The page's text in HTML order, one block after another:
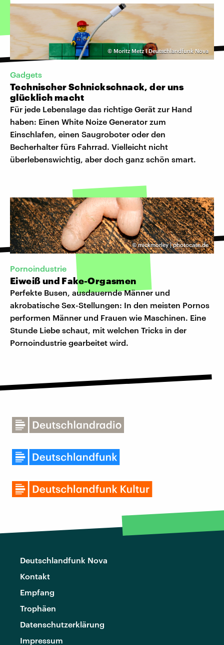
© Moritz Metz I Deutschlandfunk Nova
Gadgets
Technischer Schnickschnack, der uns
glücklich macht
Für jede Lebenslage das richtige Gerät zur Hand
haben: Einen White Noize Generator zum
Einschlafen, einen Saugroboter oder den
Becherhalter fürs Fahrrad. Vielleicht nicht
überlebenswichtig, aber doch ganz schön smart.
©mickmorley | photocase.de
Pornoindustrie
Eiweiß und Fake-Orgasmen
Perfekte Busen, ausdauernde Männer und
akrobatische Sex-Stellungen: In den meisten Pornos
performen Männer und Frauen wie Maschinen. Eine
Stunde Liebe schaut, mit welchen Tricks in der
Pornoindustrie gearbeitet wird.
Deutschlandfunk Nova
Kontakt
Empfang
Trophäen
Datenschutzerklärung
Impressum